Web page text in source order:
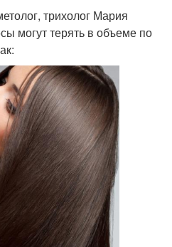
трихолог Мария
могут терять в объеме по